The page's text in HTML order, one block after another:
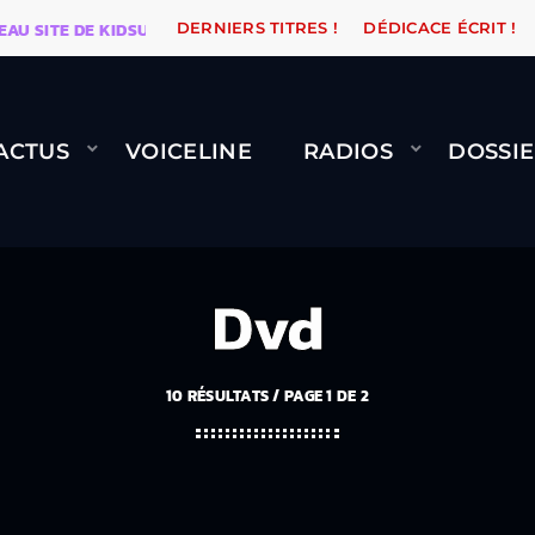
DE KIDSUNE WARÉTRO ORANGE ROAD QUI
DERNIERS TITRES ! DÉDICACE ÉCRIT !
VOICELINE RADIOS
Dvd
10 RÉSULTATS / PAGE 1 DE 2